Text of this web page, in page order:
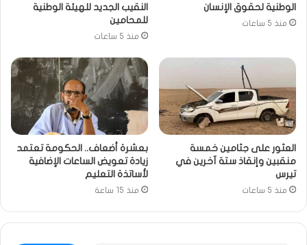
الوطنية لحقوق الإنسان
منذ 5 ساعات
النقيب الجديد للهيئة الوطنية
للمحامين
منذ 5 ساعات
العثور على جثامين خمسة
منقبين وإنقاذ ستة آخرين في
تيرس
منذ 5 ساعات
بعشرة أضعاف.. الحكومة تعتمد
زيادة تعويض الساعات الإضافية
لأساتذة التعليم
منذ 15 ساعة